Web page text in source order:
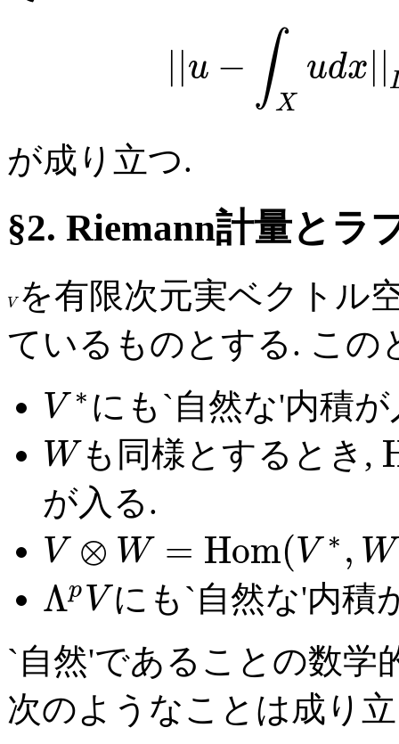
u − ∫X
udx
が成り立つ.
§2. Riemann計量とラ
V を有限次元実ベクトル
ているものとする. この
V ∗ にも`自然な'内積
Wも同様とするとき,
が入る.
V ⊗ W = Hom( V ∗ , W
Λp V にも`自然な'内積
`自然'であることの数学
次のようなことは成り